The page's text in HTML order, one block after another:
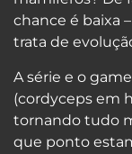
chance é baixa
trata de
A série e o
(cordyceps em
tornando tudo
que ponto